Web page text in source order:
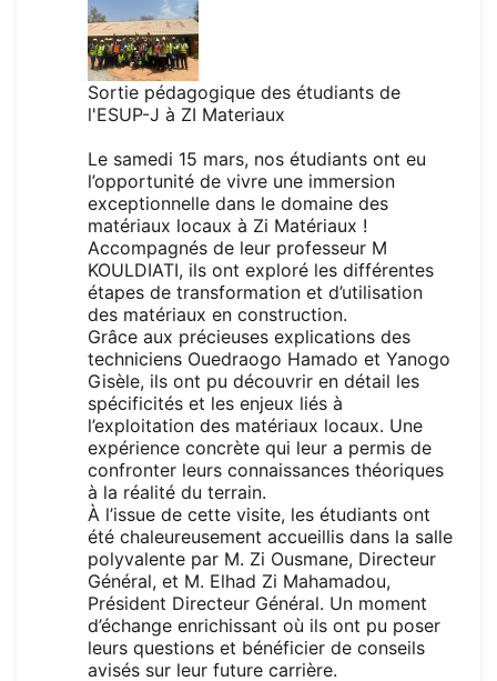
Sortie pédagogique des étudiants de
l'ESUP-J à ZI Materiaux
Le samedi 15 mars, nos étudiants ont eu
l’opportunité de vivre une immersion
exceptionnelle dans le domaine des
matériaux locaux à Zi Matériaux !
Accompagnés de leur professeur M
KOULDIATI, ils ont exploré les différentes
étapes de transformation et d’utilisation
des matériaux en construction.
Grâce aux précieuses explications des
techniciens Ouedraogo Hamado et Yanogo
Gisèle, ils ont pu découvrir en détail les
spécificités et les enjeux liés à
l’exploitation des matériaux locaux. Une
expérience concrète qui leur a permis de
confronter leurs connaissances théoriques
à la réalité du terrain.
À l’issue de cette visite, les étudiants ont
été chaleureusement accueillis dans la salle
polyvalente par M. Zi Ousmane, Directeur
Général, et M. Elhad Zi Mahamadou,
Président Directeur Général. Un moment
d’échange enrichissant où ils ont pu poser
leurs questions et bénéficier de conseils
avisés sur leur future carrière.